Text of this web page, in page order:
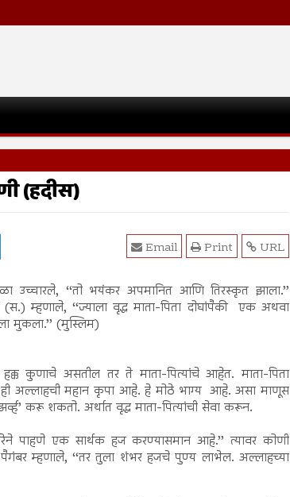
(हदीस)
URL
Print
Email
उच्चारले, ‘‘तो भयंकर अपमानित आणि तिरस्कृत झाला.’’
(स.) म्हणाले, ‘‘ज्याला वृद्ध माता-पिता दोघांपैकी एक अथवा
मुकला.’’ (मुस्लिम)
कुणाचे असतील तर ते माता-पित्यांचे आहेत. माता-पिता
ही अल्लाहची महान कृपा आहे. हे मोठे भाग्य आहे. असा माणूस
करू शकतो. अर्थात वृद्ध माता-पित्यांची सेवा करून.
पाहणे एक सार्थक हज करण्यासमान आहे.’’ त्यावर कोणी
पैगंबर म्हणाले, ‘‘तर तुला शंभर हजचे पुण्य लाभेल. अल्लाहच्या